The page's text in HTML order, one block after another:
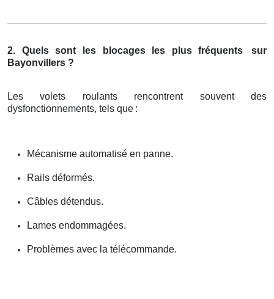
2. Quels sont les blocages les plus fréquents
sur
Bayonvillers ?
Les volets roulants rencontrent souvent des
dysfonctionnements, tels que :
Mécanisme automatisé en panne.
Rails déformés.
Câbles détendus.
Lames endommagées.
Problèmes avec la télécommande.